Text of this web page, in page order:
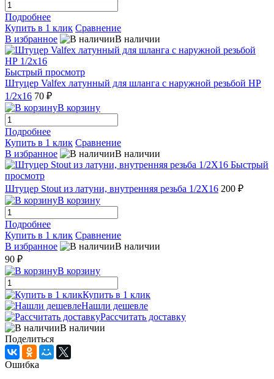
Подробнее
Купить в 1 клик Сравнение
В избранное
В наличии
Быстрый просмотр
Штуцер Valfex латунный для шланга с наружной резьбой НР
1/2х16 70 ₽
В корзину
Подробнее
Купить в 1 клик Сравнение
В избранное
В наличии
Быстрый
просмотр
Штуцер Stout из латуни, внутренняя резьба 1/2X16 200 ₽
В корзину
Подробнее
Купить в 1 клик Сравнение
В избранное
В наличии
90 ₽
В корзину
Купить в 1 клик
Нашли дешевле
Рассчитать доставку
В наличии
Поделиться
Ошибка